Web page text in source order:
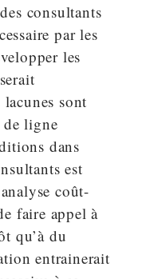
consultants
par les
les
sont
de ligne
dans
est
coût-
faire appel à
qu’à du
entrainerait